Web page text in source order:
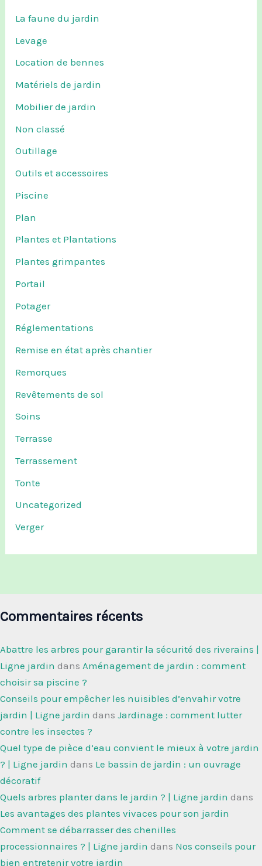
La faune du jardin
Levage
Location de bennes
Matériels de jardin
Mobilier de jardin
Non classé
Outillage
Outils et accessoires
Piscine
Plan
Plantes et Plantations
Plantes grimpantes
Portail
Potager
Réglementations
Remise en état après chantier
Remorques
Revêtements de sol
Soins
Terrasse
Terrassement
Tonte
Uncategorized
Verger
Commentaires récents
Abattre les arbres pour garantir la sécurité des riverains |
Ligne jardin dans Aménagement de jardin : comment
choisir sa piscine ?
Conseils pour empêcher les nuisibles d’envahir votre
jardin | Ligne jardin dans Jardinage : comment lutter
contre les insectes ?
Quel type de pièce d’eau convient le mieux à votre jardin
? | Ligne jardin dans Le bassin de jardin : un ouvrage
décoratif
Quels arbres planter dans le jardin ? | Ligne jardin dans
Les avantages des plantes vivaces pour son jardin
Comment se débarrasser des chenilles
processionnaires ? | Ligne jardin dans Nos conseils pour
bien entretenir votre jardin